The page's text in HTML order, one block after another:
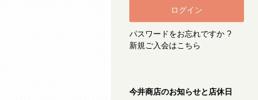
パスワードをお忘れですか ?
新規ご入会はこちら
今井商店のお知らせと店休日